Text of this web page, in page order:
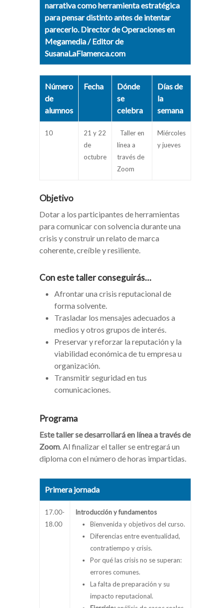
narrativa como herramienta estratégica
para pensar distinto antes de intentar
parecerlo. Director de Operaciones en
Megamedia / Editor de
SusanaLaFlamenca.com
Número
de
alumnos
Fecha
Dónde
se
celebra
Días de
la
semana
10
21 y 22
de
octubre
Taller en
línea a
través de
Zoom
Miércoles
y jueves
Objetivo
Dotar a los participantes de herramientas
para comunicar con solvencia durante una
crisis y construir un relato de marca
coherente, creíble y resiliente.
Con este taller conseguirás…
Afrontar una crisis reputacional de
forma solvente.
Trasladar los mensajes adecuados a
medios y otros grupos de interés.
Preservar y reforzar la reputación y la
viabilidad económica de tu empresa u
organización.
Transmitir seguridad en tus
comunicaciones.
Programa
Este taller se desarrollará en línea a través de
Zoom. Al finalizar el taller se entregará un
diploma con el número de horas impartidas.
Primera jornada
17.00-
18.00
Introducción y fundamentos
Bienvenida y objetivos del curso.
Diferencias entre eventualidad,
contratiempo y crisis.
Por qué las crisis no se superan:
errores comunes.
La falta de preparación y su
impacto reputacional.